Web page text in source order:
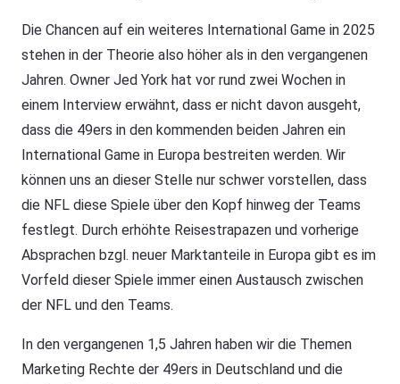
Die Chancen auf ein weiteres International Game in 2025
stehen in der Theorie also höher als in den vergangenen
Jahren. Owner Jed York hat vor rund zwei Wochen in
einem Interview erwähnt, dass er nicht davon ausgeht,
dass die 49ers in den kommenden beiden Jahren ein
International Game in Europa bestreiten werden. Wir
können uns an dieser Stelle nur schwer vorstellen, dass
die NFL diese Spiele über den Kopf hinweg der Teams
festlegt. Durch erhöhte Reisestrapazen und vorherige
Absprachen bzgl. neuer Marktanteile in Europa gibt es im
Vorfeld dieser Spiele immer einen Austausch zwischen
der NFL und den Teams.
In den vergangenen 1,5 Jahren haben wir die Themen
Marketing Rechte der 49ers in Deutschland und die